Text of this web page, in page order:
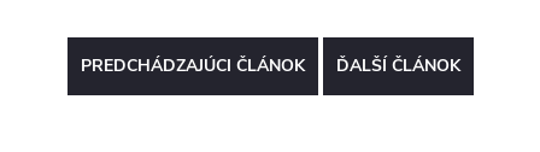
PREDCHÁDZAJÚCI ČLÁNOK ĎALŠÍ ČLÁNOK